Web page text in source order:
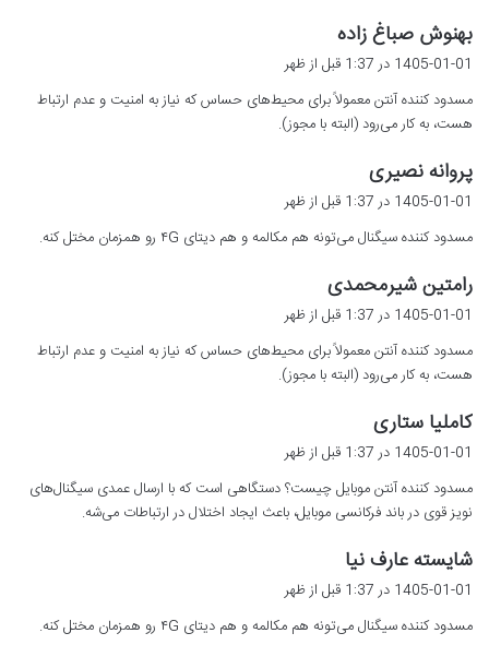
بهنوش صباغ زاده
ف
ت
:
1405-01-01 در 1:37 قبل از ظهر
مسدود کننده آنتن معمولاً برای محیط‌های حساس که نیاز به امنیت و عدم ارتباط
هست، به کار می‌رود (البته با مجوز).
پروانه نصیری
ف
:
1405-01-01 در 1:37 قبل از ظهر
مسدود کننده سیگنال می‌تونه هم مکالمه و هم دیتای ۴G رو همزمان مختل کنه.
رامتین شیرمحمدی
ت
:
1405-01-01 در 1:37 قبل از ظهر
مسدود کننده آنتن معمولاً برای محیط‌های حساس که نیاز به امنیت و عدم ارتباط
هست، به کار می‌رود (البته با مجوز).
کاملیا ستاری
ف
1405-01-01 در 1:37 قبل از ظهر
مسدود کننده آنتن موبایل چیست؟ دستگاهی است که با ارسال عمدی سیگنال‌های
نویز قوی در باند فرکانسی موبایل، باعث ایجاد اختلال در ارتباطات می‌شه.
شایسته عارف نیا
ف
:
1405-01-01 در 1:37 قبل از ظهر
مسدود کننده سیگنال می‌تونه هم مکالمه و هم دیتای ۴G رو همزمان مختل کنه.